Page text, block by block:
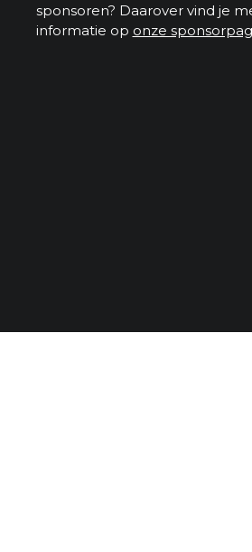
sponsoren? Daarover vind je
informatie op onze